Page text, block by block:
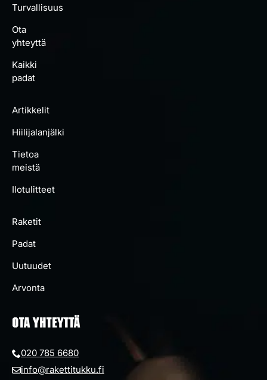
Turvallisuus
Ota
yhteyttä
Kaikki
padat
Artikkelit
Hiilijalanjälki
Tietoa
meistä
Ilotulitteet
Raketit
Padat
Uutuudet
Arvonta
OTA YHTEYTTÄ
020 785 6680
info@rakettitukku.fi